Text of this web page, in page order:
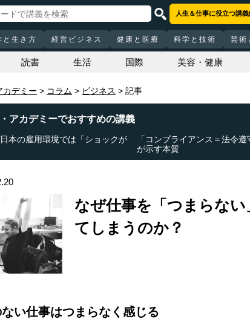
人生＆仕事に役立つ講
と生き方 経営ビジネス 健康と医療 科学と技術 芸術
読書 生活 国際 美容・健康
カデミー コラム ビジネス 記事
アカデミーでおすすめの講義
本の雇用環境では「ショックが
「コンプライアンス＝法令
が示す本質
なぜ仕事を「つまらない
てしまうのか？
い仕事はつまらなく感じる